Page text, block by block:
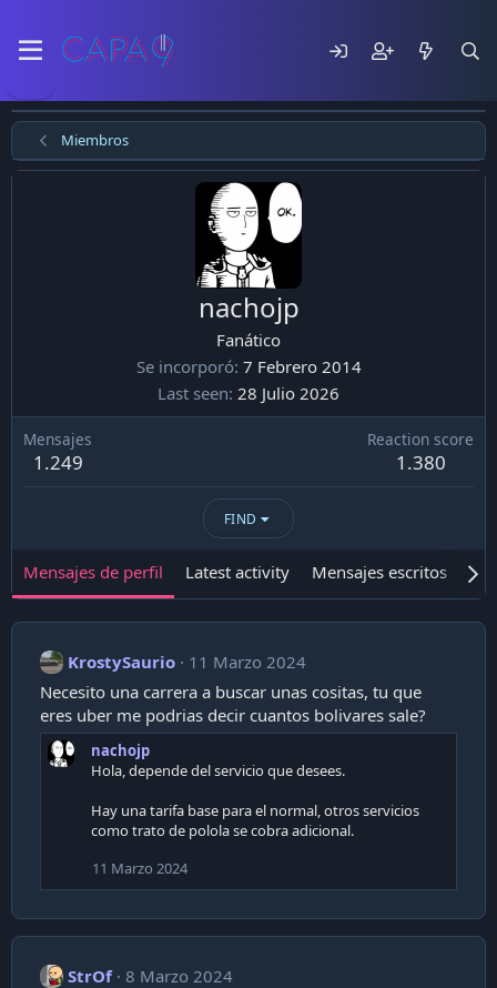
Miembros
nachojp
Fanático
Se incorporó 7 Febrero 2014
Last seen 28 Julio 2026
Mensajes
1.249
Reaction score
1.380
FIND
Mensajes de perfil Latest activity Mensajes escritos
KrostySaurio
11 Marzo 2024
Necesito una carrera a buscar unas cositas, tu que
eres uber me podrias decir cuantos bolivares sale?
nachojp
Hola, depende del servicio que desees.
Hay una tarifa base para el normal, otros servicios
como trato de polola se cobra adicional.
11 Marzo 2024
StrOf 8 Marzo 2024